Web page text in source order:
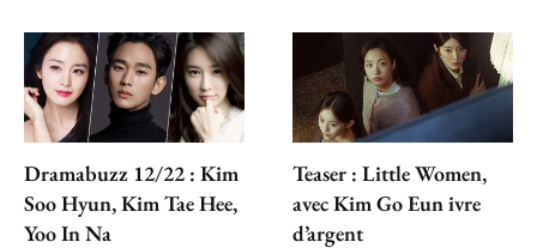
Dramabuzz 12/22 : Kim
Soo Hyun, Kim Tae Hee,
Yoo In Na
Teaser : Little Women,
avec Kim Go Eun ivre
d’argent